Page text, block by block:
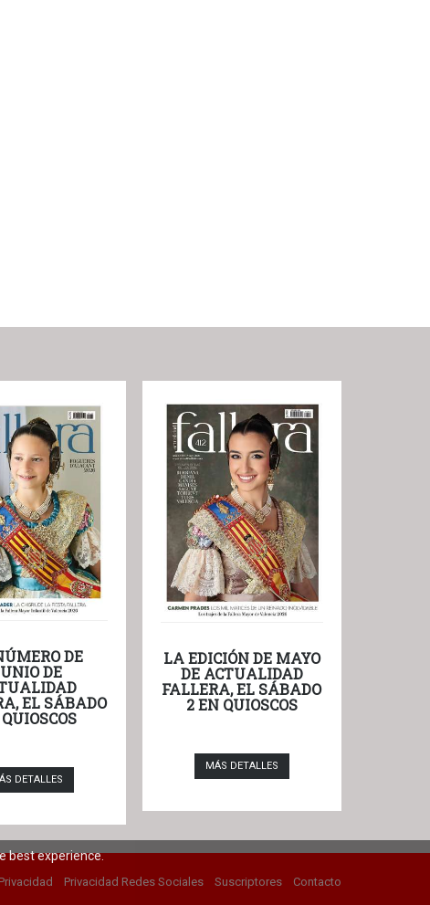
DE
DE
EL SÁBADO
DETALLES
LA EDICIÓN DE MAYO
DE ACTUALIDAD
FALLERA, EL SÁBADO
2 EN QUIOSCOS
MÁS DETALLES
Privacidad Privacidad Redes Sociales Suscriptores Contacto
best experience.